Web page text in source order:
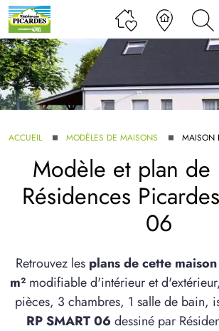
SERVICE BDL EXTENSION
ARTICLES
ACCUEIL MODÈLES DE MAISONS MAISON
Modèle et plan de
Résidences
06
Retrouvez les plans de cette
m² modifiable d'intérieur et
pièces, 3 chambres, 1 salle de bain,
RP SMART 06dessiné par